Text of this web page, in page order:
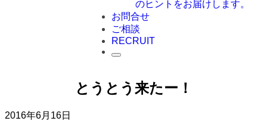
のヒントをお届けします。
お問合せ
ご相談
RECRUIT
とうとう来たー！
2016年6月16日